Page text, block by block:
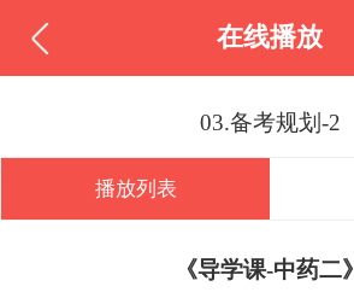
在线播放
03.备考规划-2
播放列表
《导学课-中药二》